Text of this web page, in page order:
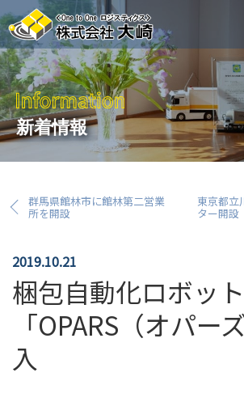
新着情報
群馬県館林市に館林第二営業
所を開設
東京都立
ター開設
2019.10.21
梱包自動化ロボッ
「OPARS（オパー
入